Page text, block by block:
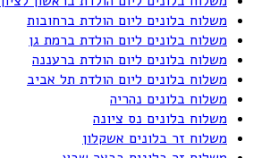
משלוח בלונים ליום הולדת ברחובות
משלוח בלונים ליום הולדת ברמת גן
משלוח בלונים ליום הולדת ברעננה
משלוח בלונים ליום הולדת תל אביב
משלוח בלונים נהריה
משלוח בלונים נס ציונה
משלוח זר בלונים אשקלון